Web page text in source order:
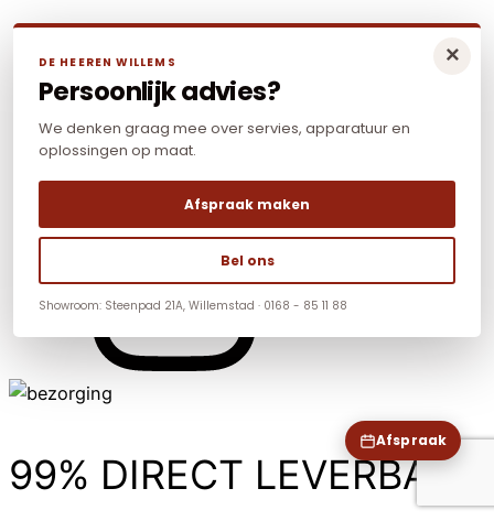
99% DIRECT LEVERBAAR
Afspraak
×
DE HEEREN WILLEMS
Persoonlijk advies?
We denken graag mee over servies, apparatuur en
oplossingen op maat.
Afspraak maken
Bel ons
Showroom: Steenpad 21A, Willemstad · 0168 - 85 11 88